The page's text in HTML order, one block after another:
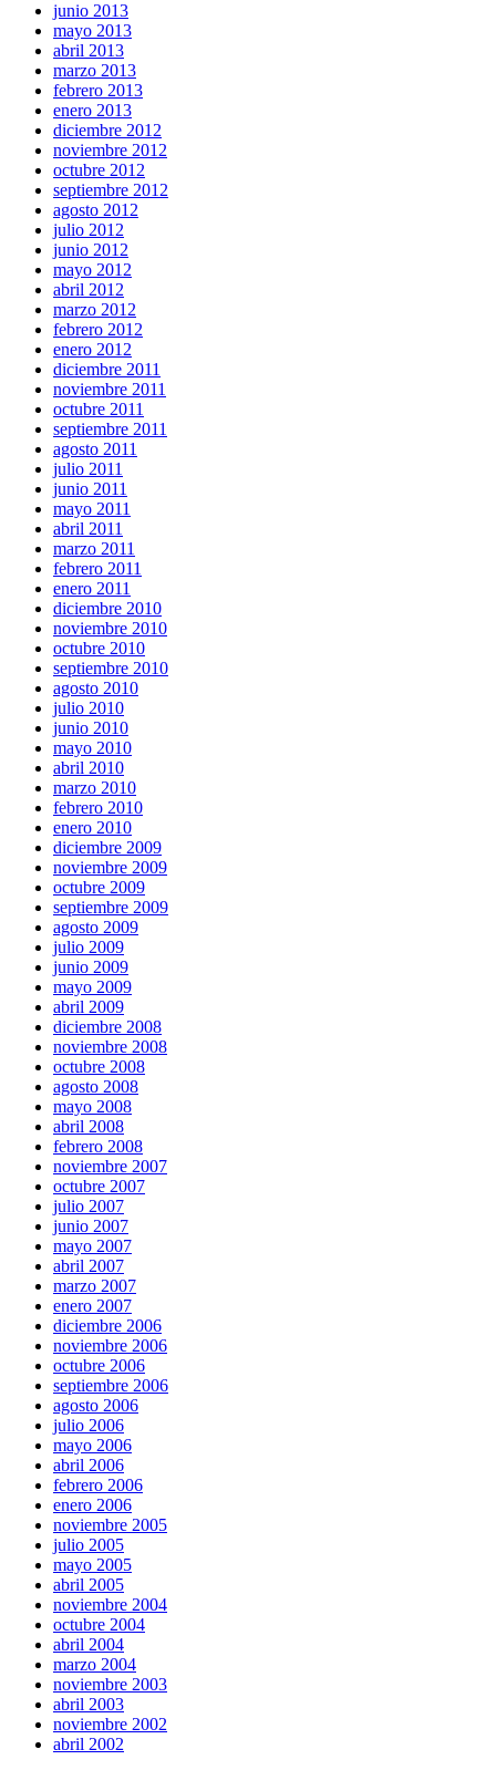
junio 2013
mayo 2013
abril 2013
marzo 2013
febrero 2013
enero 2013
diciembre 2012
noviembre 2012
octubre 2012
septiembre 2012
agosto 2012
julio 2012
junio 2012
mayo 2012
abril 2012
marzo 2012
febrero 2012
enero 2012
diciembre 2011
noviembre 2011
octubre 2011
septiembre 2011
agosto 2011
julio 2011
junio 2011
mayo 2011
abril 2011
marzo 2011
febrero 2011
enero 2011
diciembre 2010
noviembre 2010
octubre 2010
septiembre 2010
agosto 2010
julio 2010
junio 2010
mayo 2010
abril 2010
marzo 2010
febrero 2010
enero 2010
diciembre 2009
noviembre 2009
octubre 2009
septiembre 2009
agosto 2009
julio 2009
junio 2009
mayo 2009
abril 2009
diciembre 2008
noviembre 2008
octubre 2008
agosto 2008
mayo 2008
abril 2008
febrero 2008
noviembre 2007
octubre 2007
julio 2007
junio 2007
mayo 2007
abril 2007
marzo 2007
enero 2007
diciembre 2006
noviembre 2006
octubre 2006
septiembre 2006
agosto 2006
julio 2006
mayo 2006
abril 2006
febrero 2006
enero 2006
noviembre 2005
julio 2005
mayo 2005
abril 2005
noviembre 2004
octubre 2004
abril 2004
marzo 2004
noviembre 2003
abril 2003
noviembre 2002
abril 2002